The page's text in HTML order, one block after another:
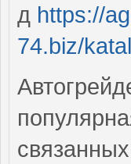
д https://
74.biz/